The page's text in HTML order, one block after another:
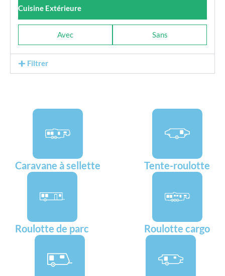
Cuisine Extérieure
Avec Sans
Filtrer
Caravane à sellette Tente-roulotte
Roulotte de parc Roulotte cargo